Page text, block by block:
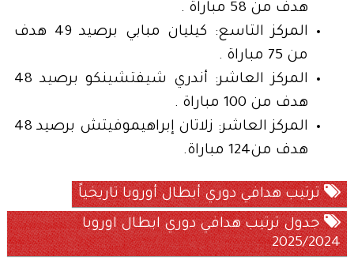
هدف من 58 مباراة .
المركز التاسع: كيليان مبابي برصيد 49 هدف
من 75 مباراة .
المركز العاشر: أندري شيفتشينكو برصيد 48
هدف من 100 مباراة .
المركز العاشر: زلاتان إبراهيموفيتش برصيد 48
هدف من124 مباراة.
ترتيب هدافي دوري أبطال أوروبا تاريخياً
جدول ترتيب هدافي دوري ابطال اوروبا
2025/2024